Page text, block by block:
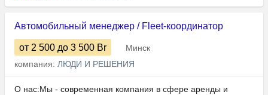
Автомобильный менеджер / Fleet-координатор
от 2 500 до 3 500 Br
Минск
компания: ЛЮДИ И РЕШЕНИЯ
О нас:Мы - современная компания в сфере аренды и